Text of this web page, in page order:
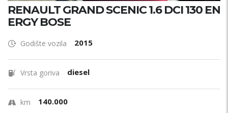
RENAULT GRAND SCENIC 1.6 DCI 130 EN
ERGY BOSE
Godište vozila 2015
Vrsta goriva diesel
km 140.000